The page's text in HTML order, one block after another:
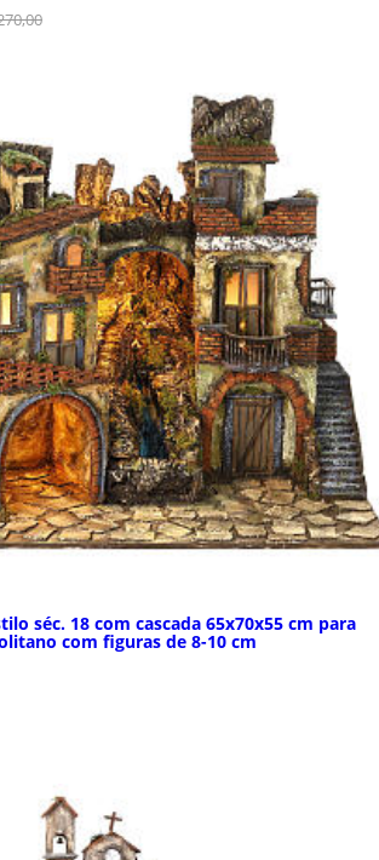
séc. 18 com cascada 65x70x55 cm para
com figuras de 8-10 cm